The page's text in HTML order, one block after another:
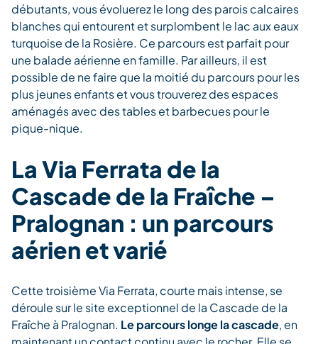
débutants, vous évoluerez le long des parois calcaires
blanches qui entourent et surplombent le lac aux eaux
turquoise de la Rosière. Ce parcours est parfait pour
une balade aérienne en famille. Par ailleurs, il est
possible de ne faire que la moitié du parcours pour les
plus jeunes enfants et vous trouverez des espaces
aménagés avec des tables et barbecues pour le
pique-nique.
La Via Ferrata de la
Cascade de la Fraîche –
Pralognan : un parcours
aérien et varié
Cette troisième Via Ferrata, courte mais intense, se
déroule sur le site exceptionnel de la Cascade de la
Fraîche à Pralognan. Le parcours longe la cascade, en